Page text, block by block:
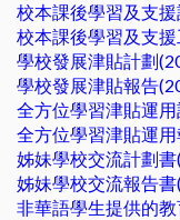
校本課後學習及支
校本課後學習及支
學校發展津貼計劃
學校發展津貼報告
全方位學習津貼運
全方位學習津貼運
姊妹學校交流計劃
姊妹學校交流報告
非華語學生提供的